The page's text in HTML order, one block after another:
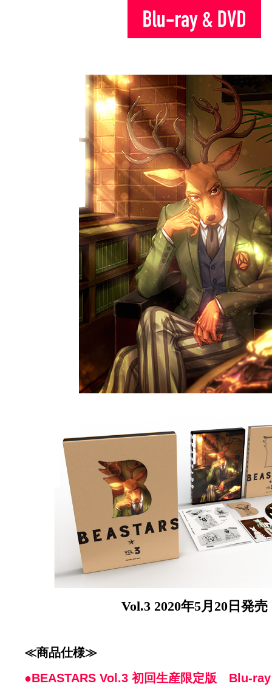
ray&DVD
Vol.3 2020年5月20日発売
≪商品仕様≫
●BEASTARS Vol.3 初回生産限定版 Blu-ray